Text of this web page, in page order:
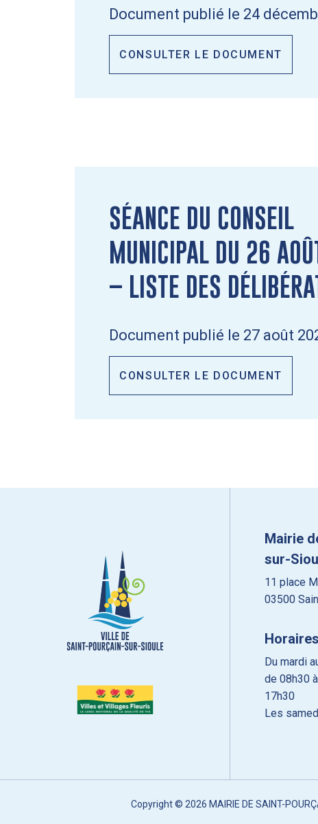
Document publié le 24
CONSULTER LE DOCUMENT
SÉANCE DU CONSEIL
MUNICIPAL DU 26
– LISTE DES
Document publié le 27 août
CONSULTER LE DOCUMENT
Mairie
sur-
11 place
03500
Du mardi
de 08h30
17h30
Les
Copyright © 2026 MAIRIE DE SAINT-